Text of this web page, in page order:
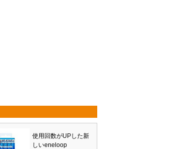
使用回数がUPした新
しいeneloop